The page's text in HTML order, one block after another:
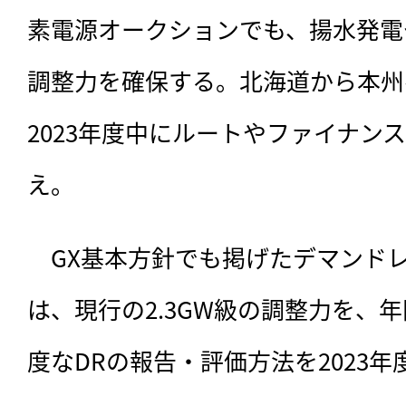
素電源オークションでも、揚水発
調整力を確保する。北海道から本
2023年度中にルートやファイナン
え。
GX基本方針でも掲げたデマンド
は、現行の2.3GW級の調整力を、
度なDRの報告・評価方法を2023年